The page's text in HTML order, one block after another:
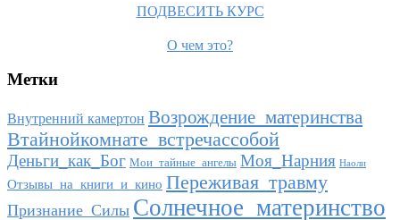
ПОДВЕСИТЬ КУРС
О чем это?
Метки
Внутренний камертон Возрождение_материнства
Втайнойкомнате_встречассобой
Деньги_как_Бог Мои_тайные_ангелы Моя_Нарния Наоли
Отзывы_на_книги_и_кино Переживая_травму
Признание_Силы Солнечное_материнство